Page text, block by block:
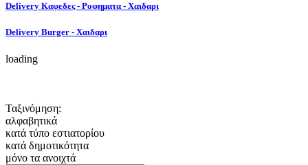
Delivery Καφεδες - Ροφηματα - Χαιδαρι
Delivery Burger - Χαιδαρι
loading
Ταξινόμηση:
αλφαβητικά
κατά τύπο εστιατορίου
κατά δημοτικότητα
μόνο τα ανοιχτά